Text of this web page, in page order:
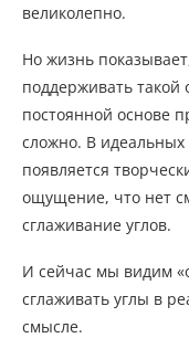
великолепно.
Но жизнь
поддерживать такой
постоянной основе
сложно. В
появляется
ощущение, что нет
сглаживание углов.
И сейчас мы видим
сглаживать углы в
смысле.